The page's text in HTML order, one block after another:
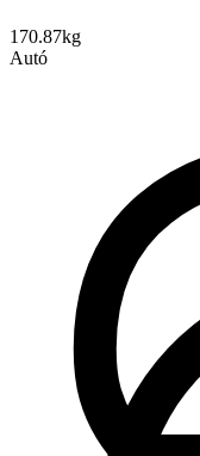
170.87kg
Autó